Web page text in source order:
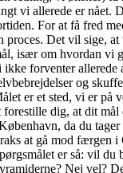
vi allerede er nået.
For at få fred
proces. Det vil sige,
især om hvordan vi
ikke forventer allerede
og
er et sted, vi er på
forestille dig, at dit
da du
at gå mod færgen i
er så: vil du
Nej vel?